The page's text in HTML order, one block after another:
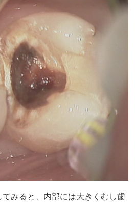
みると、内部には大きくむし歯